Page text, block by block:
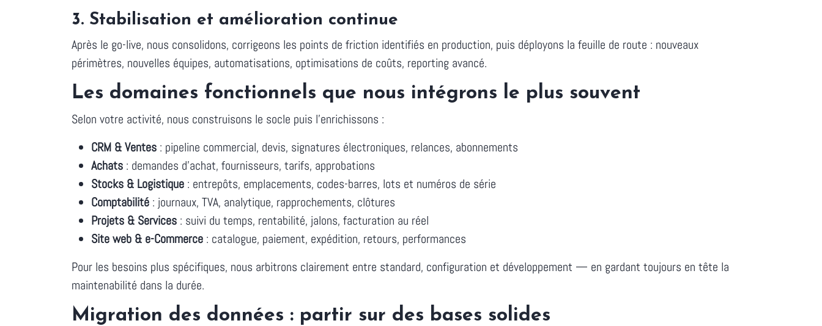
3. Stabilisation et amélioration continue
Après le go-live, nous consolidons, corrigeons les points de friction identifiés en production, puis déployons la feuille de route : nouveaux
périmètres, nouvelles équipes, automatisations, optimisations de coûts, reporting avancé.
Les domaines fonctionnels que nous intégrons le plus souvent
Selon votre activité, nous construisons le socle puis l'enrichissons :
CRM & Ventes : pipeline commercial, devis, signatures électroniques, relances, abonnements
Achats : demandes d'achat, fournisseurs, tarifs, approbations
Stocks & Logistique : entrepôts, emplacements, codes-barres, lots et numéros de série
Comptabilité : journaux, TVA, analytique, rapprochements, clôtures
Projets & Services : suivi du temps, rentabilité, jalons, facturation au réel
Site web & e-Commerce : catalogue, paiement, expédition, retours, performances
Pour les besoins plus spécifiques, nous arbitrons clairement entre standard, configuration et développement — en gardant toujours en tête la
maintenabilité dans la durée.
Migration des données : partir sur des bases solides